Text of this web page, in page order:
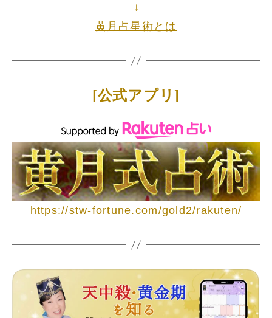
↓
黄月占星術とは
[公式アプリ]
https://stw-fortune.com/gold2/rakuten/